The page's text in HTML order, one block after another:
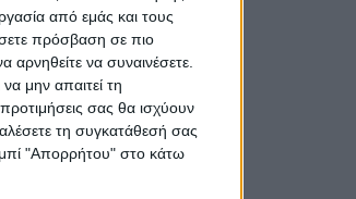
από εμάς και τους
πρόσβαση σε πιο
αρνηθείτε να συναινέσετε.
μην απαιτεί τη
σας θα ισχύουν
τη συγκατάθεσή σας
"Απορρήτου" στο κάτω